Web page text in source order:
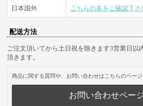
日本国外 こちらの表をご確認下さ
配送方法
ご注文頂いてから土日祝を除きます3営業日以
頂きます。
商品に関する質問や、お問い合わせはこちらのページ
お問い合わせペー